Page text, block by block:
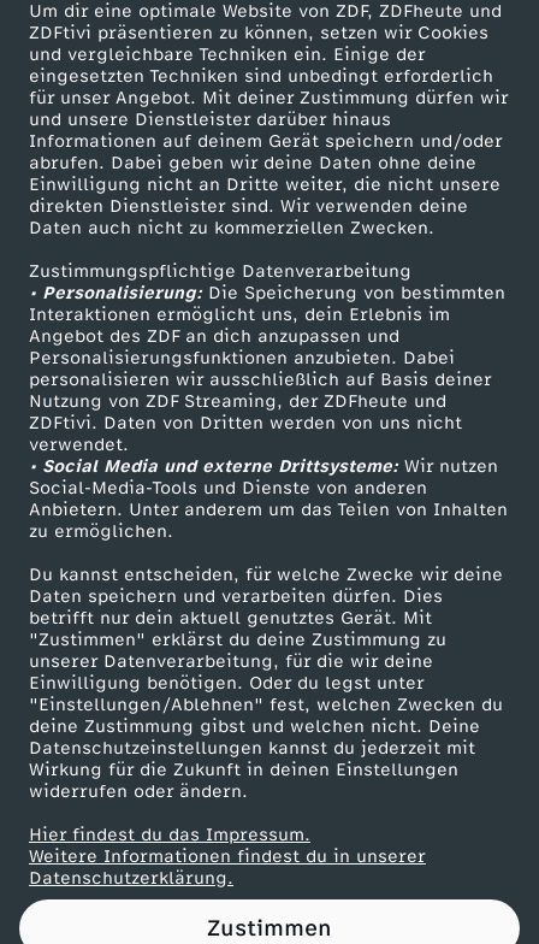
Um dir eine optimale Website von ZDF, ZDFheute und
ZDFtivi präsentieren zu können, setzen wir Cookies
und vergleichbare Techniken ein. Einige der
eingesetzten Techniken sind unbedingt erforderlich
für unser Angebot. Mit deiner Zustimmung dürfen wir
und unsere Dienstleister darüber hinaus
Informationen auf deinem Gerät speichern und/oder
abrufen. Dabei geben wir deine Daten ohne deine
Einwilligung nicht an Dritte weiter, die nicht unsere
direkten Dienstleister sind. Wir verwenden deine
Daten auch nicht zu kommerziellen Zwecken.
Zustimmungspflichtige Datenverarbeitung
• Personalisierung:Die Speicherung von bestimmten
Interaktionen ermöglicht uns, dein Erlebnis im
Angebot des ZDF an dich anzupassen und
Personalisierungsfunktionen anzubieten. Dabei
personalisieren wir ausschließlich auf Basis deiner
Nutzung von ZDF Streaming, der ZDFheute und
ZDFtivi. Daten von Dritten werden von uns nicht
verwendet.
• Social Media und externe Drittsysteme:Wir nutzen
Social-Media-Tools und Dienste von anderen
Anbietern. Unter anderem um das Teilen von Inhalten
zu ermöglichen.
Du kannst entscheiden, für welche Zwecke wir deine
Daten speichern und verarbeiten dürfen. Dies
betrifft nur dein aktuell genutztes Gerät. Mit
"Zustimmen" erklärst du deine Zustimmung zu
unserer Datenverarbeitung, für die wir deine
Einwilligung benötigen. Oder du legst unter
"Einstellungen/Ablehnen" fest, welchen Zwecken du
deine Zustimmung gibst und welchen nicht. Deine
Datenschutzeinstellungen kannst du jederzeit mit
Wirkung für die Zukunft in deinen Einstellungen
widerrufen oder ändern.
Hier findest du das Impressum.
Weitere Informationen findest du in unserer
Datenschutzerklärung.
Zustimmen
-
K
a
t
j
a
s
S
h
o
t
s
:
A
u
t
Mehr ZDF
ZDF-Apps
Smart TV
ZDFtext
Livestreams
Sendungen A-Z
TV-Programm
Service
ZDFmitreden
Kontakt zum ZDF
Tickets
Zuschauerservice
Hilfe
ZDF Unternehmen
Karriere
ZDF goes Schule
Werbefernsehen
Mainzelmännchen
Partner